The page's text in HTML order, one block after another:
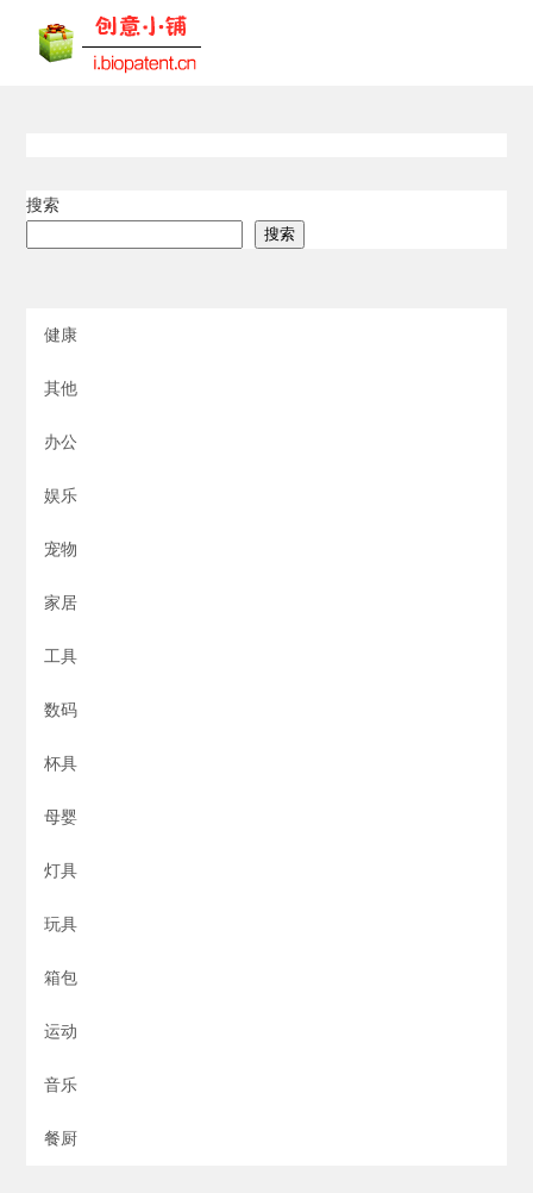
搜索
搜索
健康
其他
办公
娱乐
宠物
家居
工具
数码
杯具
母婴
灯具
玩具
箱包
运动
音乐
餐厨